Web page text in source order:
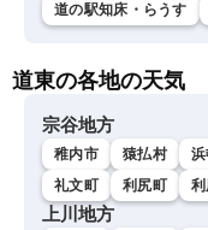
道の駅知床・らうす
道東の各地の天気
宗谷地方
稚内市 猿払村
礼文町
利尻町
上川地方